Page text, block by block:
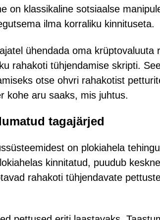
on klassikaline sotsiaalse
ilma korraliku kinnituseta.
ühendada oma
rahakoti tühjendamise skripti.
otse ohvri rahakotist
kohe aru saaks, mis juhtus.
tagajärjed
on plokiahela
kinnitatud, puudub
rahakoti tühjendavate